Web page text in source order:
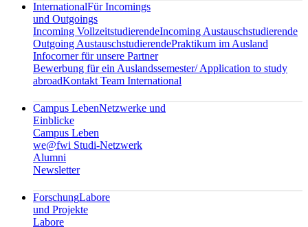
InternationalFür Incomings
und Outgoings
Incoming VollzeitstudierendeIncoming Austauschstudierende
Outgoing AustauschstudierendePraktikum im Ausland
Infocorner für unsere Partner
Bewerbung für ein Auslandssemester/ Application to study
abroadKontakt Team International
Campus LebenNetzwerke und
Einblicke
Campus Leben
we@fwi Studi-Netzwerk
Alumni
Newsletter
ForschungLabore
und Projekte
Labore